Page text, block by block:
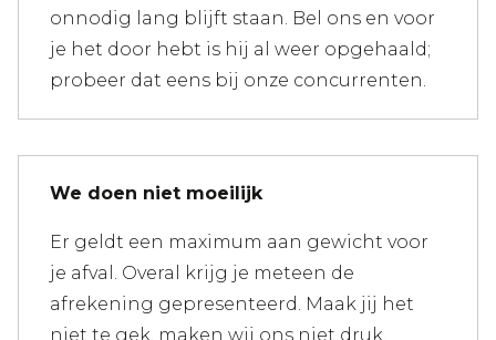
onnodig lang blijft staan. Bel ons en voor
je het door hebt is hij al weer opgehaald;
probeer dat eens bij onze concurrenten.
We doen niet moeilijk
Er geldt een maximum aan gewicht voor
je afval. Overal krijg je meteen de
afrekening gepresenteerd. Maak jij het
niet te gek, maken wij ons niet druk.